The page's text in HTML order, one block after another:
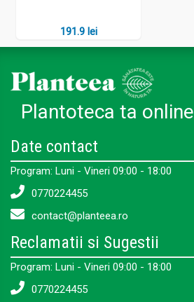
191.9 lei
Plantoteca ta online
Date contact
Program: Luni - Vineri 09:00 - 18:00
0770224455
contact@planteea.ro
Reclamatii si Sugestii
Program: Luni - Vineri 09:00 - 18:00
0770224455